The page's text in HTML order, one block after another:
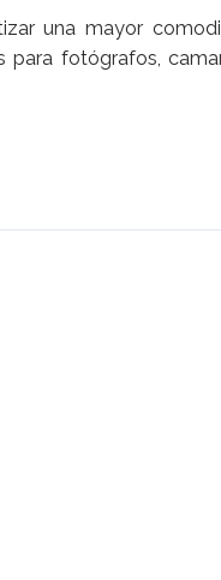
una mayor
para fotógrafos,